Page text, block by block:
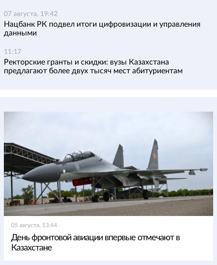
07 августа, 19:42
Нацбанк РК подвел итоги цифровизации и управления
данными
11:17
Ректорские гранты и скидки: вузы Казахстана
предлагают более двух тысяч мест абитуриентам
05 августа, 13:44
День фронтовой авиации впервые отмечают в
Казахстане